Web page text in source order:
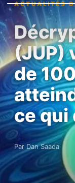
ACTUALITÉS
(JUP)
de
ce qui
Par Dan Saada